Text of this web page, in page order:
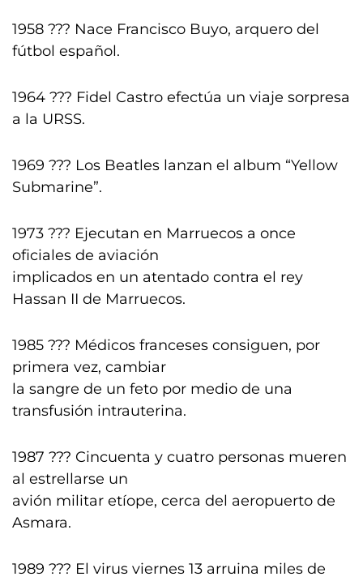
1958 ??? Nace Francisco Buyo, arquero del
fútbol español.
1964 ??? Fidel Castro efectúa un viaje sorpresa
a la URSS.
1969 ??? Los Beatles lanzan el album “Yellow
Submarine”.
1973 ??? Ejecutan en Marruecos a once
oficiales de aviación
implicados en un atentado contra el rey
Hassan II de Marruecos.
1985 ??? Médicos franceses consiguen, por
primera vez, cambiar
la sangre de un feto por medio de una
transfusión intrauterina.
1987 ??? Cincuenta y cuatro personas mueren
al estrellarse un
avión militar etíope, cerca del aeropuerto de
Asmara.
1989 ??? El virus viernes 13 arruina miles de